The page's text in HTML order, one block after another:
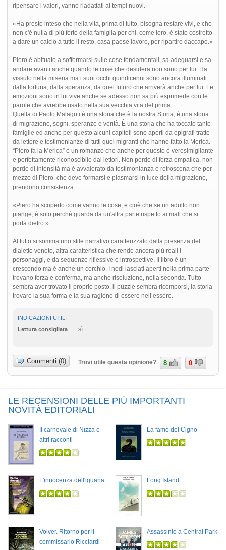
ripensare i valori, vanno riadattati ai tempi nuovi.
«Ha presto inteso che nella vita, prima di tutto, bisogna restare vivi, e che
non c'è nulla di più forte della famiglia per chi, come loro, è stato costretto
a dare un calcio a tutto il resto, casa paese lavoro, per ripartire daccapo.»
Piero è abituato a soffermarsi sulle cose fondamentali, sa adeguarsi e sa
andare avanti anche quando le cose che desidera non sono per lui. Ha
vissuto nella miseria ma i suoi occhi quindicenni sono ancora illuminati
dalla fortuna, dalla speranza, da quel futuro che arriverà anche per lui. Le
emozioni sono in lui vive anche se adesso non sa più esprimerle con le
parole che avrebbe usato nella sua vecchia vita del prima.
Quella di Paolo Malaguti è una storia che è la nostra Storia, è una storia
di migrazione, sogni, speranze e verità. È una storia che ha toccato tante
famiglie ed anche per questo alcuni capitoli sono aperti da epigrafi tratte
da lettere e testimonianze di tutti quei migranti che hanno fatto la Merica.
“Piero fa la Merica” è un romanzo che anche per questo è verosimigliante
e perfettamente riconoscibile dai lettori. Non perde di forza empatica, non
perde di intensità ma è avvalorato da testimonianza e retroscena che per
mezzo di Piero, che deve formarsi e plasmarsi in luce della migrazione,
prendono consistenza.
«Piero ha scoperto come vanno le cose, e cioè che se un adulto non
piange, è solo perché guarda da un'altra parte rispetto ai mali che si
porta dietro.»
Al tutto si somma uno stile narrativo caratterizzato dalla presenza del
dialetto veneto, altra caratteristica che rende ancora più reali i
personaggi, e da sequenze riflessive e introspettive. Il libro è un
crescendo ma è anche un cerchio. I nodi lasciati aperti nella prima parte
trovano forza e conferma, ma anche risoluzione, nella seconda. Tutto
sembra aver trovato il proprio posto, il puzzle sembra ricomporsi, la storia
trovare la sua forma e la sua ragione di essere nell’essere.
INDICAZIONI UTILI
Lettura consigliata
sì
Commenti (0) Trovi utile questa opinione? 8 0
LE RECENSIONI DELLE PIÙ IMPORTANTI
NOVITÀ EDITORIALI
Il carnevale di Nizza e
altri racconti
La fame del Cigno
L'innocenza dell'iguana Long Island
Volver. Ritorno per il
commissario Ricciardi
Assassinio a Central Park